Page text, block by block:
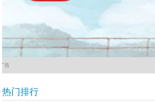
广告
热门排行